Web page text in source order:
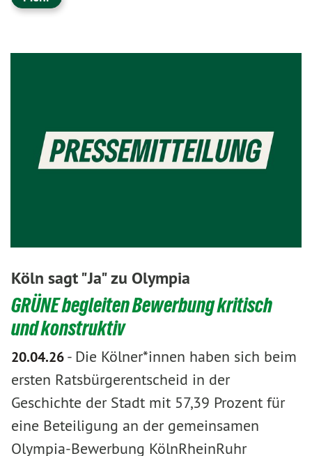
Köln sagt "Ja" zu Olympia
GRÜNE begleiten Bewerbung kritisch
und konstruktiv
20.04.26- Die Kölner*innen haben sich beim
ersten Ratsbürgerentscheid in der
Geschichte der Stadt mit 57,39 Prozent für
eine Beteiligung an der gemeinsamen
Olympia-Bewerbung KölnRheinRuhr